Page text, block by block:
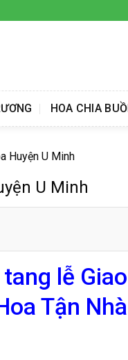
HOA CHIA
Huyện U Minh
U Minh
lễ
Tận